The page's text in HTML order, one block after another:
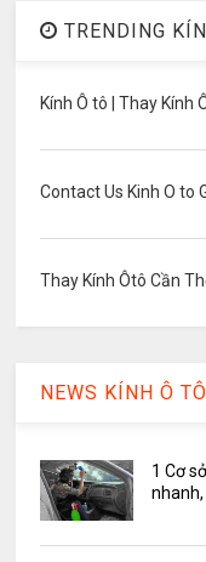
TRENDING
Kính Ô tô | Thay Kính
Contact Us Kinh O to
Thay Kính Ôtô Cần
NEWS KÍNH Ô
1 Cơ